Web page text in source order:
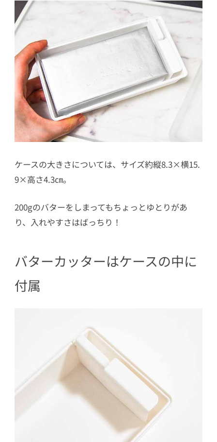
ケースの大きさについては、サイズ約縦8.3×横15.
9×高さ4.3㎝。
200gのバターをしまってもちょっとゆとりがあ
り、入れやすさはばっちり！
バターカッターはケースの中に
付属